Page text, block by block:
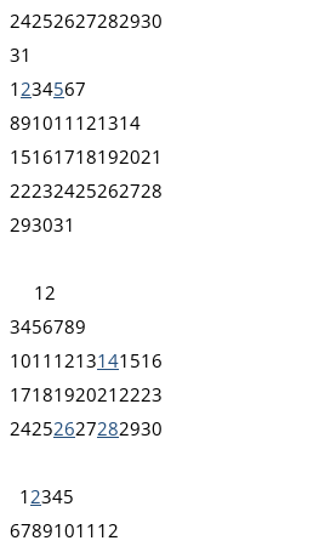
24252627282930
31
1 234567
891011 121314
15161718192021
22232425262728
293031
1 2
3456789
1011 1213141516
1718192021 2223
24252627282930
1 2345
67891011 12